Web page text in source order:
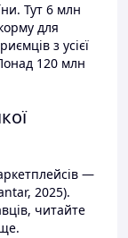
Тут 6 млн
для
з усієї
120 млн
—
2025).
читайте